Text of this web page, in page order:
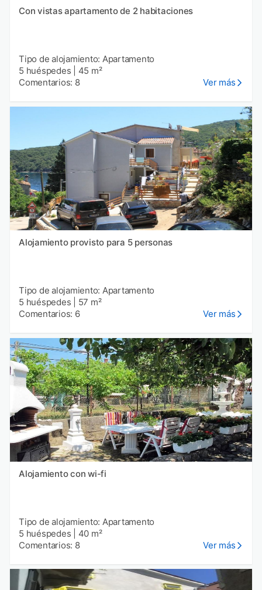
Con vistas apartamento de 2 habitaciones
Tipo de alojamiento: Apartamento
5 huéspedes
45 m²
Comentarios: 8
Ver más
Alojamiento provisto para 5 personas
Tipo de alojamiento: Apartamento
5 huéspedes
57 m²
Comentarios: 6
Ver más
Alojamiento con wi-fi
Tipo de alojamiento: Apartamento
5 huéspedes
40 m²
Comentarios: 8
Ver más